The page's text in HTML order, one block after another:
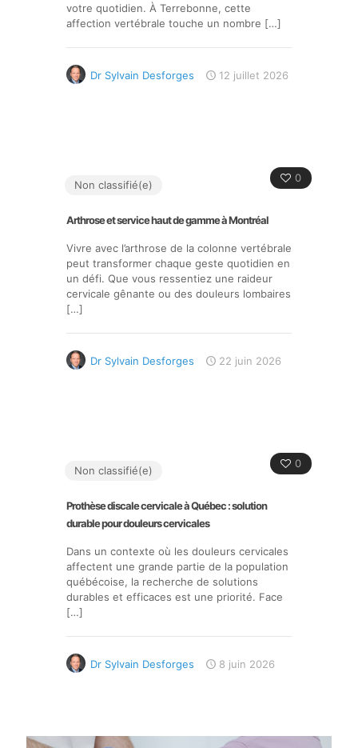
votre quotidien. À Terrebonne, cette
affection vertébrale touche un nombre […]
Dr Sylvain Desforges 12 juillet 2026
0
Non classifié(e)
Arthrose et service haut de gamme à Montréal
Vivre avec l’arthrose de la colonne vertébrale
peut transformer chaque geste quotidien en
un défi. Que vous ressentiez une raideur
cervicale gênante ou des douleurs lombaires
[…]
Dr Sylvain Desforges 22 juin 2026
0
Non classifié(e)
Prothèse discale cervicale à Québec : solution
durable pour douleurs cervicales
Dans un contexte où les douleurs cervicales
affectent une grande partie de la population
québécoise, la recherche de solutions
durables et efficaces est une priorité. Face
[…]
Dr Sylvain Desforges 8 juin 2026